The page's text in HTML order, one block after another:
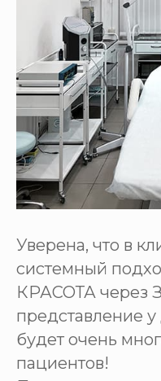
Уверена, что в
системный
КРАСОТА через
представление у
будет очень
пациентов!